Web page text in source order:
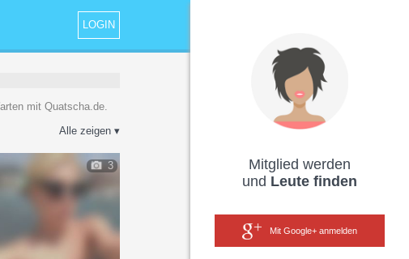
Mitglied werden
und Leute finden
Mit Google+ anmelden
LOGIN
mit Quatscha.de.
Alle zeigen ▾
3